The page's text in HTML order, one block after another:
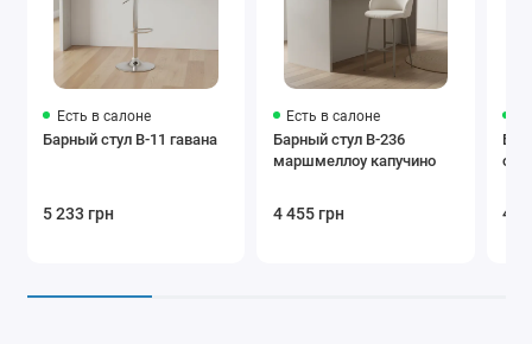
Есть в салоне
Барный стул B-11 гавана
5 233 грн
Есть в салоне
Барный стул B-236
маршмеллоу капучино
4 455 грн 4